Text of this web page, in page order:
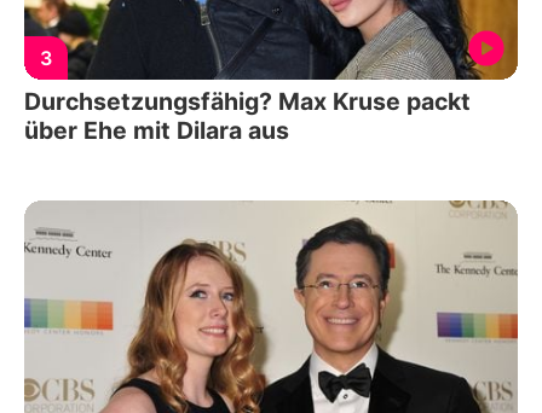
3
Durchsetzungsfähig? Max Kruse packt
über Ehe mit Dilara aus